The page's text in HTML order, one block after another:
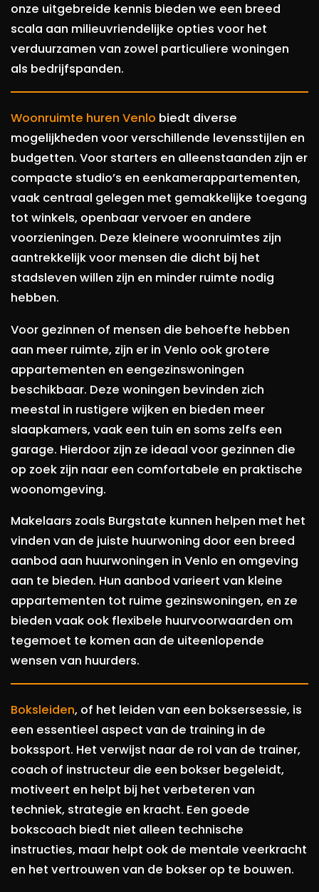
onze uitgebreide kennis bieden we een breed
scala aan milieuvriendelijke opties voor het
verduurzamen van zowel particuliere woningen
als bedrijfspanden.
Woonruimte huren Venlo biedt diverse
mogelijkheden voor verschillende levensstijlen en
budgetten. Voor starters en alleenstaanden zijn er
compacte studio’s en eenkamerappartementen,
vaak centraal gelegen met gemakkelijke toegang
tot winkels, openbaar vervoer en andere
voorzieningen. Deze kleinere woonruimtes zijn
aantrekkelijk voor mensen die dicht bij het
stadsleven willen zijn en minder ruimte nodig
hebben.
Voor gezinnen of mensen die behoefte hebben
aan meer ruimte, zijn er in Venlo ook grotere
appartementen en eengezinswoningen
beschikbaar. Deze woningen bevinden zich
meestal in rustigere wijken en bieden meer
slaapkamers, vaak een tuin en soms zelfs een
garage. Hierdoor zijn ze ideaal voor gezinnen die
op zoek zijn naar een comfortabele en praktische
woonomgeving.
Makelaars zoals Burgstate kunnen helpen met het
vinden van de juiste huurwoning door een breed
aanbod aan huurwoningen in Venlo en omgeving
aan te bieden. Hun aanbod varieert van kleine
appartementen tot ruime gezinswoningen, en ze
bieden vaak ook flexibele huurvoorwaarden om
tegemoet te komen aan de uiteenlopende
wensen van huurders.
Boksleiden, of het leiden van een boksersessie, is
een essentieel aspect van de training in de
bokssport. Het verwijst naar de rol van de trainer,
coach of instructeur die een bokser begeleidt,
motiveert en helpt bij het verbeteren van
techniek, strategie en kracht. Een goede
bokscoach biedt niet alleen technische
instructies, maar helpt ook de mentale veerkracht
en het vertrouwen van de bokser op te bouwen.